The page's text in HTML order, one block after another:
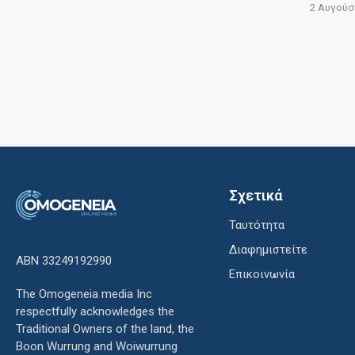
2
ΑΒΝ 33249192990
The Omogeneia media Inc
respectfully acknowledges the
Traditional Owners of the land, the
Boon Wurrung and Woiwurrung
Σχετικά
Ταυτότητα
Διαφημιστείτε
Επικοινωνία